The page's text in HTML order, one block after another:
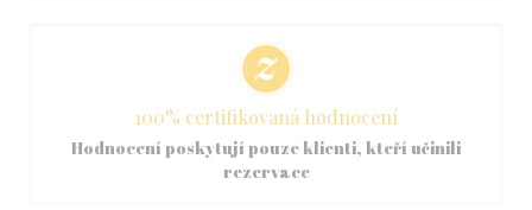
100% certifikovaná hodnocení
Hodnocení poskytují pouze klienti, kteří učinili
rezervace